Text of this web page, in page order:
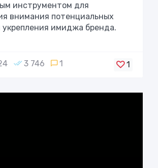
инструментом для
внимания потенциальных
укрепления имиджа бренда.
3 746 1 1